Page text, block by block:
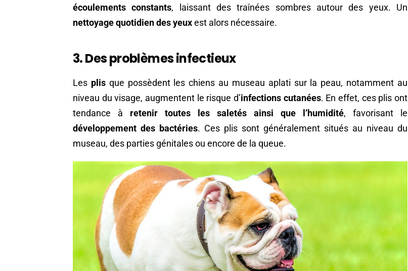
écoulements constants, laissant des traînées sombres autour des yeux. Un
nettoyage quotidien des yeuxest alors nécessaire.
3. Des problèmes infectieux
Les plisque possèdent les chiens au museau aplati sur la peau, notamment au
niveau du visage, augmentent le risque d’infections cutanées. En effet, ces plis ont
tendance à retenir toutes les saletés ainsi que l’humidité, favorisant le
développement des bactéries. Ces plis sont généralement situés au niveau du
museau, des parties génitales ou encore de la queue.